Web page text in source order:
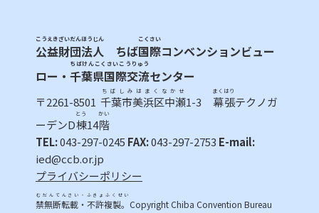
公益財団法人
こうえきざいだんほうじん
ちば国際
こくさい
コンベンションビュー
ロー・ 千葉県国際交流
ちばけんこくさいこうりゅう
センター
〒2261-8501 千葉市美浜区中瀬
ちばしみはまくなかせ
1-3 幕張
まくはり
テクノガ
ーデンD棟
とう
14階
かい
TEL:043-297-0245 FAX:043-297-2753 E-mail:
ied@ccb.or.jp
プライバシーポリシー
禁無断転載・不許複製。
むだんてんさい・ふきょふくせい
Copyright Chiba Convention Bureau